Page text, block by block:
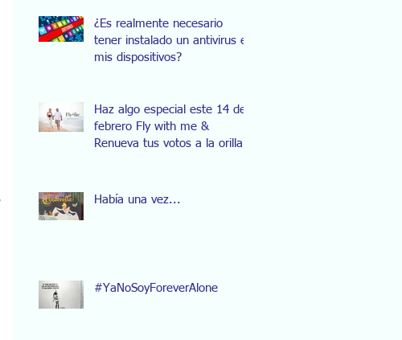
¿Es realmente necesario
tener instalado un antivirus en
mis dispositivos?
Haz algo especial este 14 de
febrero Fly with me &
Renueva tus votos a la orilla
Había una vez...
#YaNoSoyForeverAlone